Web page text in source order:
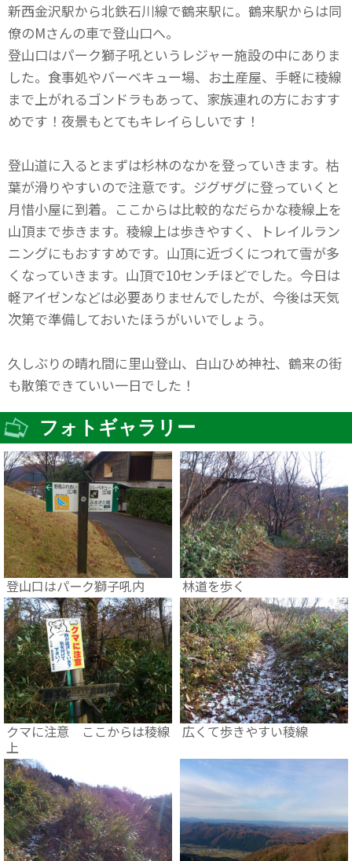
新西金沢駅から北鉄石川線で鶴来駅に。鶴来駅からは同
僚のMさんの車で登山口へ。
登山口はパーク獅子吼というレジャー施設の中にありま
した。食事処やバーベキュー場、お土産屋、手軽に稜線
まで上がれるゴンドラもあって、家族連れの方におすす
めです！夜景もとてもキレイらしいです！
登山道に入るとまずは杉林のなかを登っていきます。枯
葉が滑りやすいので注意です。ジグザグに登っていくと
月惜小屋に到着。ここからは比較的なだらかな稜線上を
山頂まで歩きます。稜線上は歩きやすく、トレイルラン
ニングにもおすすめです。山頂に近づくにつれて雪が多
くなっていきます。山頂で10センチほどでした。今日は
軽アイゼンなどは必要ありませんでしたが、今後は天気
次第で準備しておいたほうがいいでしょう。
久しぶりの晴れ間に里山登山、白山ひめ神社、鶴来の街
も散策できていい一日でした！
フォトギャラリー
登山口はパーク獅子吼内 林道を歩く
クマに注意 ここからは稜線
上
広くて歩きやすい稜線